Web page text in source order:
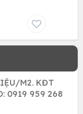
M2. KĐT
0919 959 268